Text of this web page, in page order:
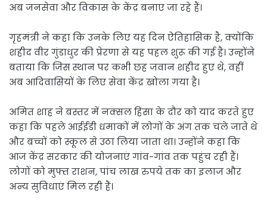
अब जनसेवा और विकास के केंद्र बनाए जा रहे हैं।
गृहमंत्री ने कहा कि उनके लिए यह दिन ऐतिहासिक है, क्योंकि
शहीद वीर गुंडाधुर की प्रेरणा से यह पहल शुरू की गई है। उन्होंने
बताया कि जिस स्थान पर कभी छह जवान शहीद हुए थे, वहीं
अब आदिवासियों के लिए सेवा केंद्र खोला गया है।
अमित शाह ने बस्तर में नक्सल हिंसा के दौर को याद करते हुए
कहा कि पहले आईईडी धमाकों में लोगों के अंग तक चले जाते थे
और बच्चों को स्कूल से उठा लिया जाता था। उन्होंने कहा कि
आज केंद्र सरकार की योजनाएं गांव-गांव तक पहुंच रही हैं।
लोगों को मुफ्त राशन, पांच लाख रुपये तक का इलाज और
अन्य सुविधाएं मिल रही हैं।